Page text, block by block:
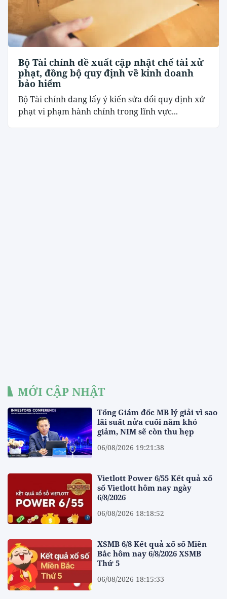
Bộ Tài chính đề xuất cập nhật chế tài xử
phạt, đồng bộ quy định về kinh doanh
bảo hiểm
Bộ Tài chính đang lấy ý kiến sửa đổi quy định xử
phạt vi phạm hành chính trong lĩnh vực...
MỚI CẬP NHẬT
Tổng Giám đốc MB lý giải vì sao
lãi suất nửa cuối năm khó
giảm, NIM sẽ còn thu hẹp
06/08/2026 19:21:38
Vietlott Power 6/55 Kết quả xổ
số Vietlott hôm nay ngày
6/8/2026
06/08/2026 18:18:52
XSMB 6/8 Kết quả xổ số Miền
Bắc hôm nay 6/8/2026 XSMB
Thứ 5
06/08/2026 18:15:33